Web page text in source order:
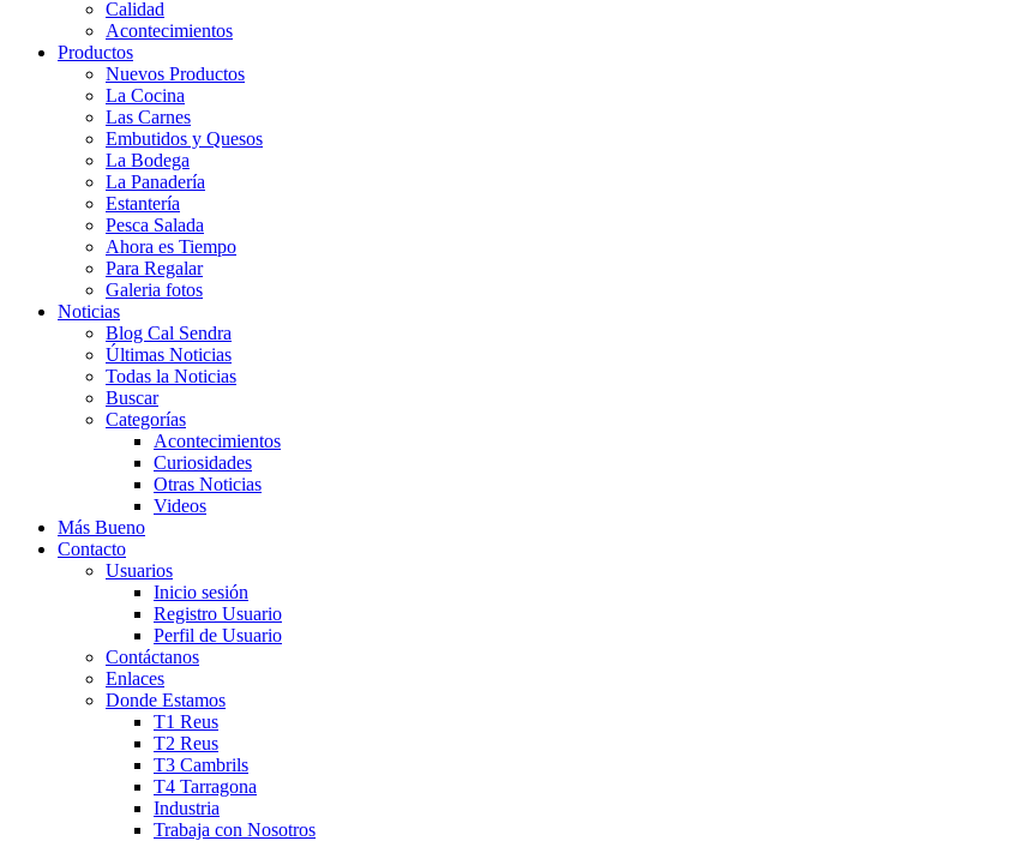
Calidad
Acontecimientos
Productos
Nuevos Productos
La Cocina
Las Carnes
Embutidos y Quesos
La Bodega
La Panadería
Estantería
Pesca Salada
Ahora es Tiempo
Para Regalar
Galeria fotos
Noticias
Blog Cal Sendra
Últimas Noticias
Todas la Noticias
Buscar
Categorías
Acontecimientos
Curiosidades
Otras Noticias
Videos
Más Bueno
Contacto
Usuarios
Inicio sesión
Registro Usuario
Perfil de Usuario
Contáctanos
Enlaces
Donde Estamos
T1 Reus
T2 Reus
T3 Cambrils
T4 Tarragona
Industria
Trabaja con Nosotros